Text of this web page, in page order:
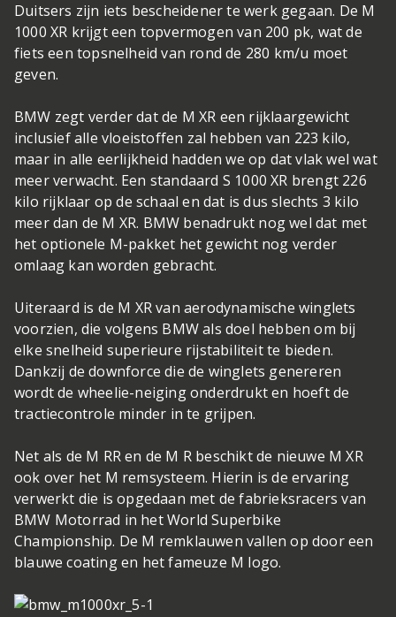
Duitsers zijn iets bescheidener te werk gegaan. De M
1000 XR krijgt een topvermogen van 200 pk, wat de
fiets een topsnelheid van rond de 280 km/u moet
geven.
BMW zegt verder dat de M XR een rijklaargewicht
inclusief alle vloeistoffen zal hebben van 223 kilo,
maar in alle eerlijkheid hadden we op dat vlak wel wat
meer verwacht. Een standaard S 1000 XR brengt 226
kilo rijklaar op de schaal en dat is dus slechts 3 kilo
meer dan de M XR. BMW benadrukt nog wel dat met
het optionele M-pakket het gewicht nog verder
omlaag kan worden gebracht.
Uiteraard is de M XR van aerodynamische winglets
voorzien, die volgens BMW als doel hebben om bij
elke snelheid superieure rijstabiliteit te bieden.
Dankzij de downforce die de winglets genereren
wordt de wheelie-neiging onderdrukt en hoeft de
tractiecontrole minder in te grijpen.
Net als de M RR en de M R beschikt de nieuwe M XR
ook over het M remsysteem. Hierin is de ervaring
verwerkt die is opgedaan met de fabrieksracers van
BMW Motorrad in het World Superbike
Championship. De M remklauwen vallen op door een
blauwe coating en het fameuze M logo.